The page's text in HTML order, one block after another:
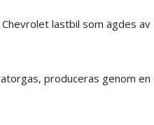
lastbil som ägdes av
produceras genom en